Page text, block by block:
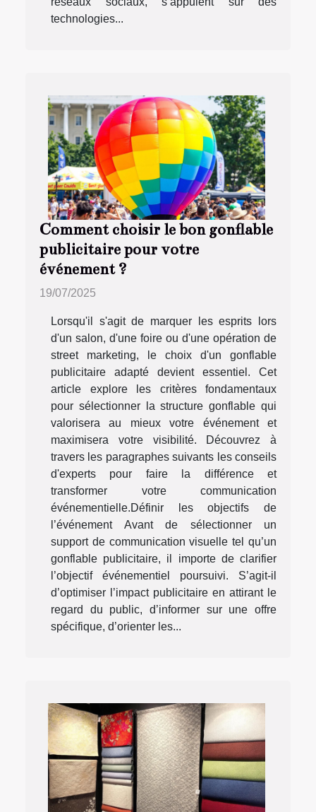
technologies...
Comment choisir le bon gonflable
publicitaire pour votre
événement ?
19/07/2025
Lorsqu'il s'agit de marquer les esprits lors
d'un salon, d'une foire ou d'une opération de
street marketing, le choix d'un gonflable
publicitaire adapté devient essentiel. Cet
article explore les critères fondamentaux
pour sélectionner la structure gonflable qui
valorisera au mieux votre événement et
maximisera votre visibilité. Découvrez à
travers les paragraphes suivants les conseils
d'experts pour faire la différence et
transformer votre communication
événementielle.Définir les objectifs de
l’événement Avant de sélectionner un
support de communication visuelle tel qu’un
gonflable publicitaire, il importe de clarifier
l’objectif événementiel poursuivi. S’agit-il
d’optimiser l’impact publicitaire en attirant le
regard du public, d’informer sur une offre
spécifique, d’orienter les...